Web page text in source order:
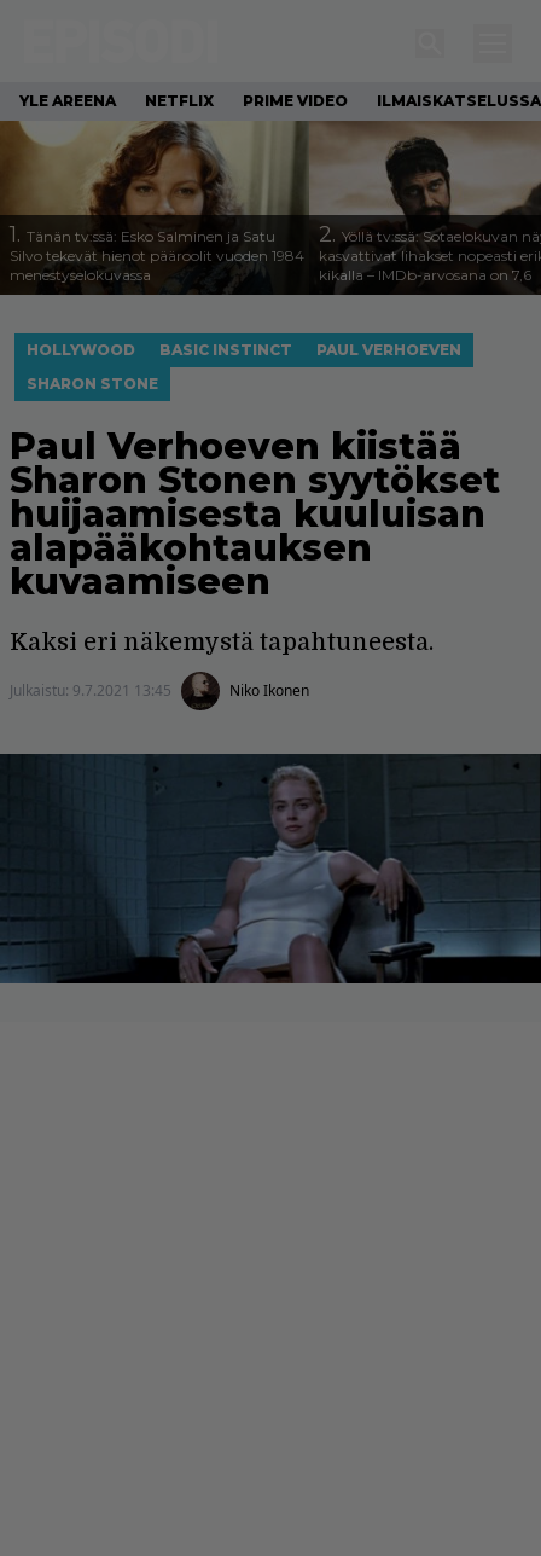
YLE AREENA NETFLIX PRIME VIDEO ILMAISKATSELUSSA
1. Tänän tv:ssä: Esko Salminen ja Satu
Silvo tekevät hienot pääroolit vuoden 1984
menestyselokuvassa
2. Yöllä tv:ssä: Sotaelokuvan
kasvattivat lihakset nopeasti
kikalla – IMDb-arvosana on 7,6
HOLLYWOOD BASIC INSTINCT
PAUL VERHOEVEN
SHARON STONE
Paul Verhoeven kiistää
Sharon Stonen syytökset
huijaamisesta kuuluisan
alapääkohtauksen
kuvaamiseen
Kaksi eri näkemystä tapahtuneesta.
Julkaistu: 9.7.2021 13:45 Niko Ikonen